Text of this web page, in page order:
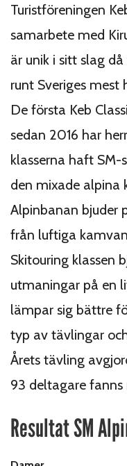
Turistföreningen
samarbete med
är unik i sitt slag
runt Sveriges
De första Keb
sedan 2016 har
klasserna haft
den mixade alpina
Alpinbanan bjuder
från luftiga
Skitouring klassen
utmaningar på en
lämpar sig bättre
typ av tävlingar
Årets tävling
93 deltagare
Resultat SM